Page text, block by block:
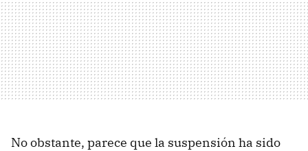
No obstante, parece que la suspensión ha sido